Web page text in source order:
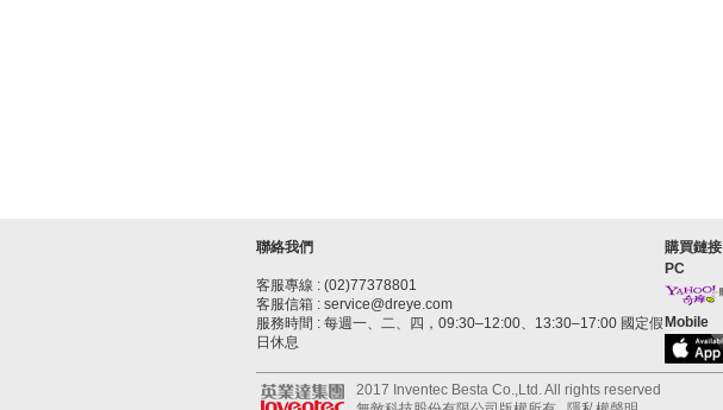
聯絡我們
客服專線 : (02)77378801
客服信箱 : service@dreye.com
服務時間 : 每週一、二、四，09:30–12:00、13:30–17:00 國定假
日休息
購買鏈接
PC
Mobile
2017 Inventec Besta Co.,Ltd. All rights reserved